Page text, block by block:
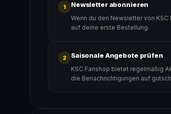
1 Newsletter abonnieren
Wenn du den Newsletter von
auf deine erste Bestellung.
2 Saisonale Angebote prüfen
KSC Fanshop bietet regelmäßig
die Benachrichtigungen auf